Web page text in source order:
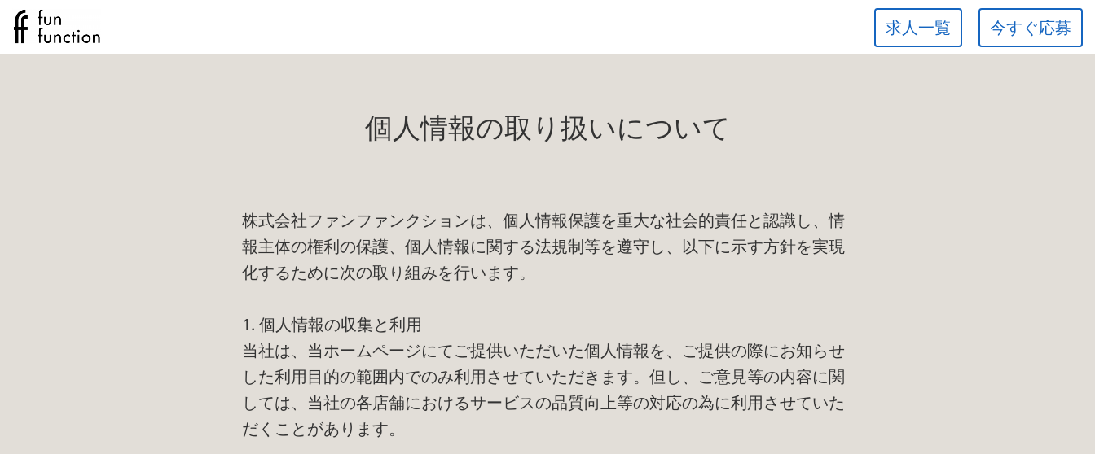
今すぐ応募
求人一覧
個人情報の取り扱いについて
株式会社ファンファンクションは、個人情報保護を重大な社会的責任と認識し、情
報主体の権利の保護、個人情報に関する法規制等を遵守し、以下に示す方針を実現
化するために次の取り組みを行います。
1. 個人情報の収集と利用
当社は、当ホームページにてご提供いただいた個人情報を、ご提供の際にお知らせ
した利用目的の範囲内でのみ利用させていただきます。但し、ご意見等の内容に関
しては、当社の各店舗におけるサービスの品質向上等の対応の為に利用させていた
だくことがあります。